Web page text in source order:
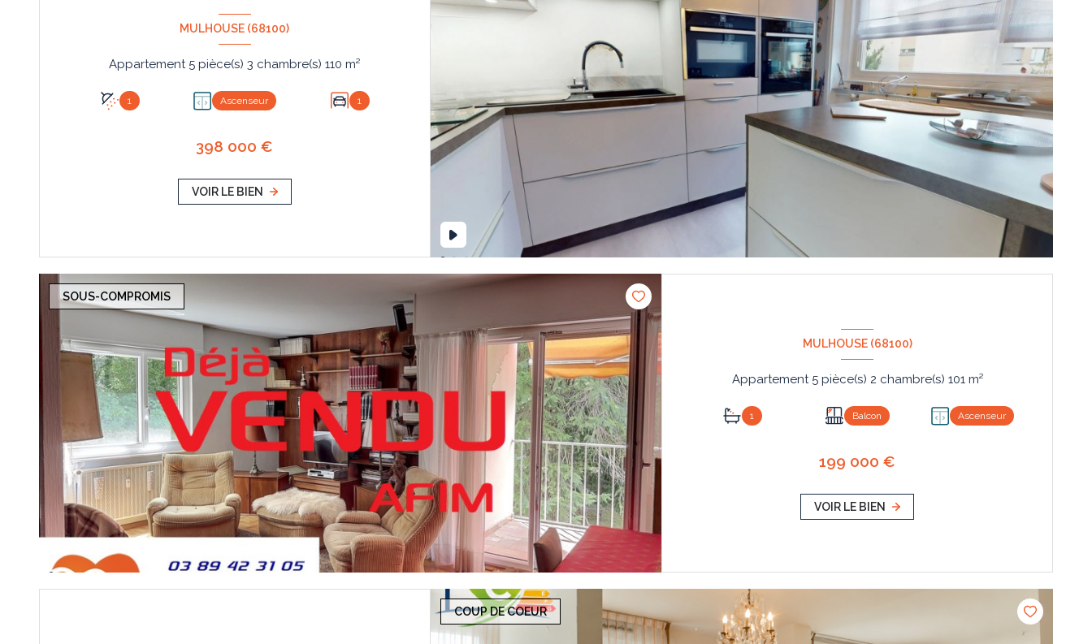
MULHOUSE (68100)
Appartement 5 pièce(s) 3 chambre(s) 110 m²
1 Ascenseur 1
398 000 €
VOIR LE BIEN
SOUS-COMPROMIS
MULHOUSE (68100)
Appartement 5 pièce(s) 2 chambre(s) 101 m²
1 Balcon Ascenseur
199 000 €
VOIR LE BIEN
COUP DE COEUR